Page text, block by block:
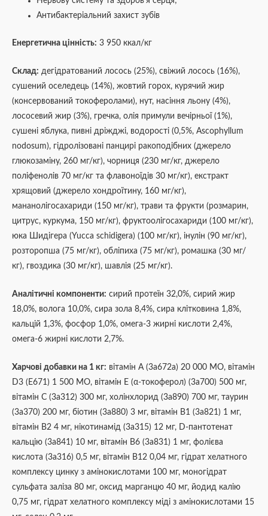
Антибактеріальний захист зубів
Енергетична цінність: 3 950 ккал/кг
Склад: дегідратований лосось (25%), свіжий лосось (16%),
сушений оселедець (14%), жовтий горох, курячий жир
(консервований токоферолами), нут, насіння льону (4%),
лососевий жир (3%), гречка, олія примули вечірньої (1%),
сушені яблука, пивні дріжджі, водорості (0,5%, Ascophyllum
nodosum), гідролізовані панцирі ракоподібних (джерело
глюкозаміну, 260 мг/кг), чорниця (230 мг/кг, джерело
поліфенолів 70 мг/кг та флавоноїдів 30 мг/кг), екстракт
хрящовий (джерело хондроїтину, 160 мг/кг),
мананолігосахариди (150 мг/кг), трави та фрукти (розмарин,
цитрус, куркума, 150 мг/кг), фруктоолігосахариди (100 мг/кг),
юка Шидігера (Yucca schidigera) (100 мг/кг), інулін (90 мг/кг),
розторопша (75 мг/кг), обліпиха (75 мг/кг), ромашка (30 мг/
кг), гвоздика (30 мг/кг), шавлія (25 мг/кг).
Аналітичні компоненти: сирий протеїн 32,0%, сирий жир
18,0%, волога 10,0%, сира зола 8,4%, сира клітковина 1,8%,
кальцій 1,3%, фосфор 1,0%, омега-3 жирні кислоти 2,4%,
омега-6 жирні кислоти 2,7%.
Харчові добавки на 1 кг: вітамін A (3a672a) 20 000 МО, вітамін
D3 (E671) 1 500 МО, вітамін E (α-токоферол) (3a700) 500 мг,
вітамін C (3a312) 300 мг, холінхлорид (3a890) 700 мг, таурин
(3a370) 200 мг, біотин (3a880) 3 мг, вітамін B1 (3a821) 1 мг,
вітамін B2 4 мг, нікотинамід (3a315) 12 мг, D-пантотенат
кальцію (3a841) 10 мг, вітамін B6 (3a831) 1 мг, фолієва
кислота (3a316) 0,5 мг, вітамін B12 0,04 мг, гідрат хелатного
комплексу цинку з амінокислотами 100 мг, моногідрат
сульфата заліза 80 мг, оксид марганцю 40 мг, йодид калію
0,75 мг, гідрат хелатного комплексу міді з амінокислотами 15